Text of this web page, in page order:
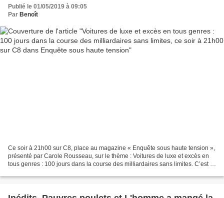
Publié le 01/05/2019 à 09:05
Par Benoît
Ce soir à 21h00 sur C8, place au magazine « Enquête sous haute tension »,
présenté par Carole Rousseau, sur le thème : Voitures de luxe et excès en
tous genres : 100 jours dans la course des milliardaires sans limites. C’est la